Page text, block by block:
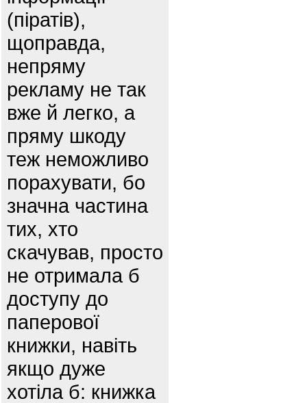
(піратів),
щоправда,
непряму
рекламу не так
вже й легко, а
пряму шкоду
теж неможливо
порахувати, бо
значна частина
тих, хто
скачував, просто
не отримала б
доступу до
паперової
книжки, навіть
якщо дуже
хотіла б: книжка